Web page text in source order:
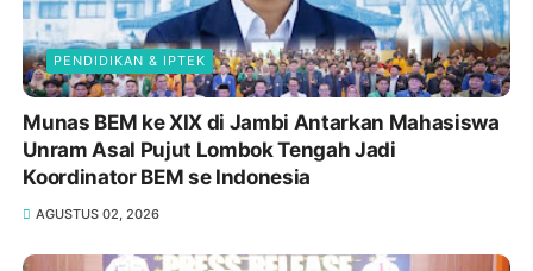
PENDIDIKAN & IPTEK
Munas BEM ke XIX di Jambi Antarkan Mahasiswa
Unram Asal Pujut Lombok Tengah Jadi
Koordinator BEM se Indonesia
AGUSTUS 02, 2026